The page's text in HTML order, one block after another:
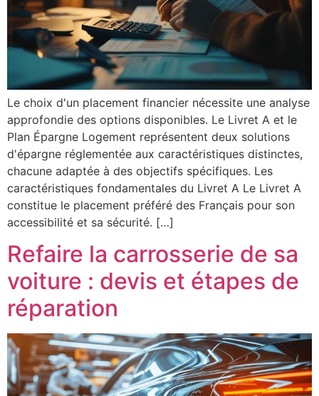
Le choix d'un placement financier nécessite une analyse
approfondie des options disponibles. Le Livret A et le
Plan Épargne Logement représentent deux solutions
d'épargne réglementée aux caractéristiques distinctes,
chacune adaptée à des objectifs spécifiques. Les
caractéristiques fondamentales du Livret A Le Livret A
constitue le placement préféré des Français pour son
accessibilité et sa sécurité. […]
Refaire la carrosserie de sa
voiture : devis et étapes de
réparation